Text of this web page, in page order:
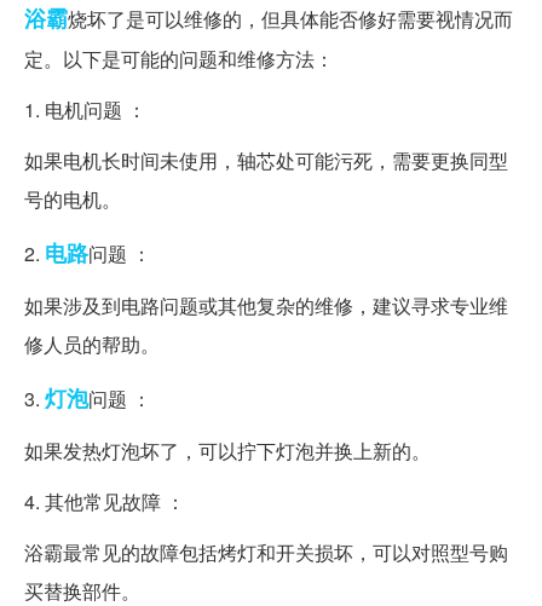
浴霸烧坏了是可以维修的，但具体能否修好需要视情况而
定。以下是可能的问题和维修方法：
1. 电机问题 ：
如果电机长时间未使用，轴芯处可能污死，需要更换同型
号的电机。
2. 电路问题 ：
如果涉及到电路问题或其他复杂的维修，建议寻求专业维
修人员的帮助。
3. 灯泡问题 ：
如果发热灯泡坏了，可以拧下灯泡并换上新的。
4. 其他常见故障 ：
浴霸最常见的故障包括烤灯和开关损坏，可以对照型号购
买替换部件。